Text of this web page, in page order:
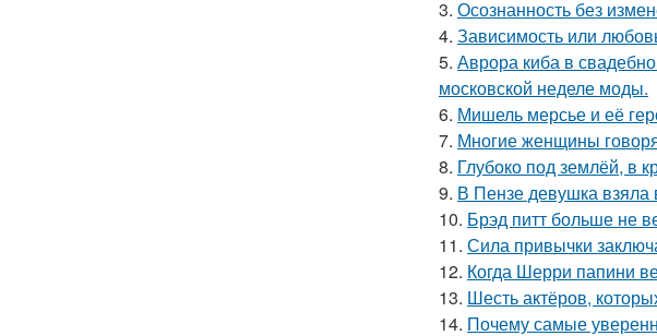
3. Осознанность без
4. Зависимость или
5. Аврора киба в
московской неделе моды.
6. Мишель мерсье и её
7. Многие женщины
8. Глубоко под землёй, в
9. В Пензе девушка взяла
10. Брэд питт больше не
11. Сила привычки
12. Когда Шерри папини
13. Шесть актёров,
14. Почему самые